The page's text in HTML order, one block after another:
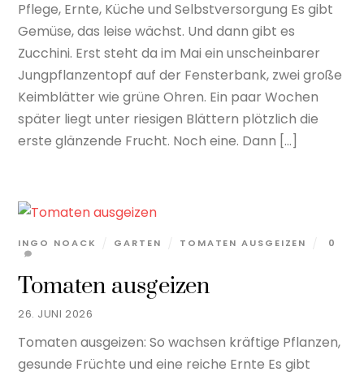
Pflege, Ernte, Küche und Selbstversorgung Es gibt
Gemüse, das leise wächst. Und dann gibt es
Zucchini. Erst steht da im Mai ein unscheinbarer
Jungpflanzentopf auf der Fensterbank, zwei große
Keimblätter wie grüne Ohren. Ein paar Wochen
später liegt unter riesigen Blättern plötzlich die
erste glänzende Frucht. Noch eine. Dann […]
26. JUNI 2026
Tomaten ausgeizen
INGO NOACK GARTEN TOMATEN AUSGEIZEN 0
Tomaten ausgeizen: So wachsen kräftige Pflanzen,
gesunde Früchte und eine reiche Ernte Es gibt